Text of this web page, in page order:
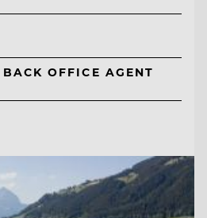
OFFICE AGENT